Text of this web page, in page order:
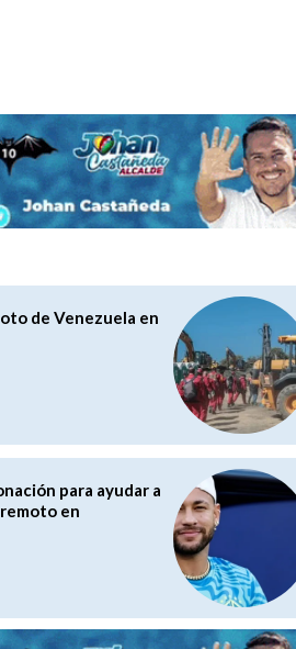
de Venezuela en
para ayudar a
en